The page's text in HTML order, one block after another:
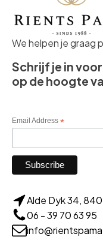
We helpen je graag
Schrijf je in
op de hoogte
Email Address *
Alde Dyk 34,
06 - 39 70 63 95